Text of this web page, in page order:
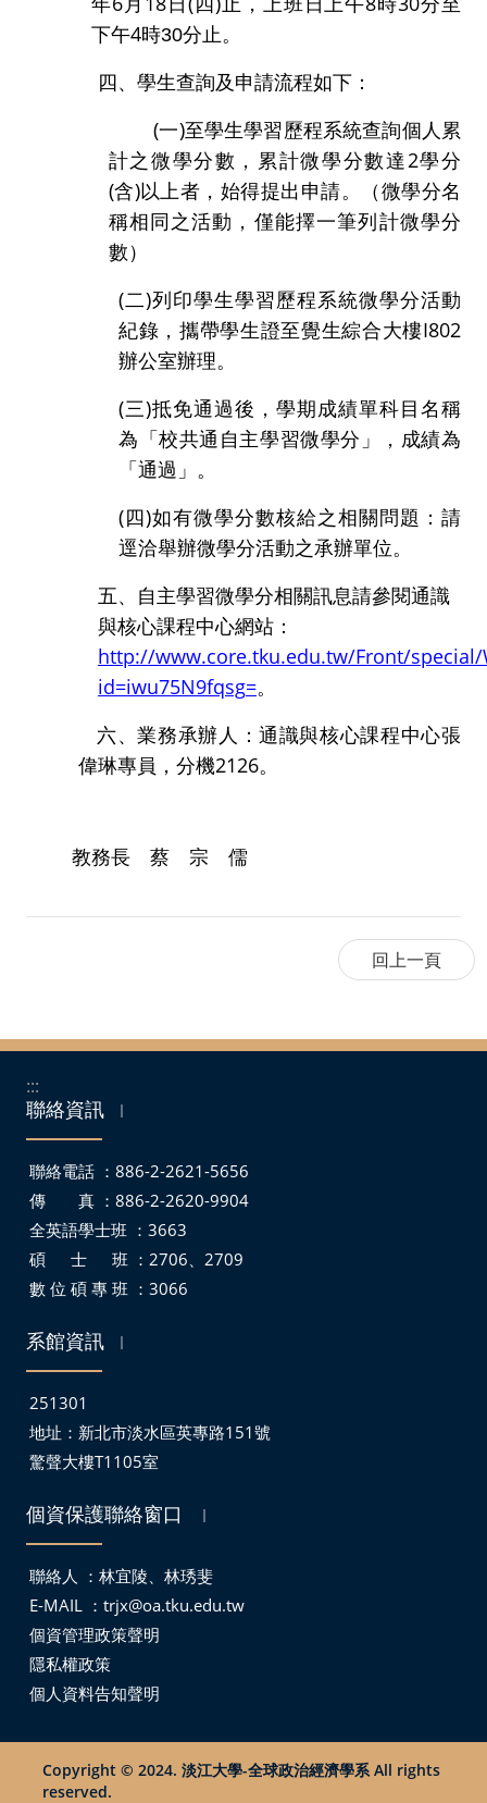
下午4時30分止。
四、學生查詢及申請流程如下：
(一)至學生學習歷程系統查詢個人累
計之微學分數，累計微學分數達2學分
(含)以上者，始得提出申請。（微學分名
稱相同之活動，僅能擇一筆列計微學分
數）
(二)列印學生學習歷程系統微學分活動
紀錄，攜帶學生證至覺生綜合大樓I802
辦公室辦理。
(三)抵免通過後，學期成績單科目名稱
為「校共通自主學習微學分」，成績為
「通過」。
(四)如有微學分數核給之相關問題：請
逕洽舉辦微學分活動之承辦單位。
五、自主學習微學分相關訊息請參閱通識
與核心課程中心網站：
http://www.core.tku.edu.tw/Front/special/
id=iwu75N9fqsg=。
六、業務承辦人：通識與核心課程中心張
偉琳專員，分機2126。
教務長 蔡 宗 儒
:::
聯絡資訊 ｜
聯絡電話 ：886-2-2621-5656
傳 真 ：886-2-2620-9904
全英語學士班 ：3663
碩 士 班 ：2706、2709
數 位 碩 專 班 ：3066
系館資訊 ｜
251301
地址： 新北市淡水區英專路151號
驚聲大樓T1105室
個資保護聯絡窗口 ｜
聯絡人 ：林宜陵、林琇斐
E-MAIL ： trjx@oa.tku.edu.tw
個資管理政策聲明
隱私權政策
個人資料告知聲明
Copyright © 2024. 淡江大學-全球政治經濟學系 All rights
reserved.